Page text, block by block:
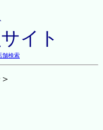
イト
舗検索